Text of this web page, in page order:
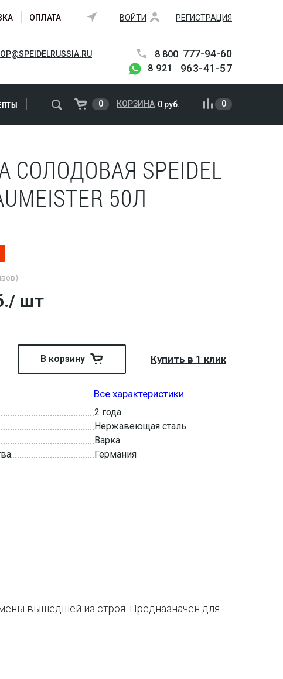
ОПЛАТА ВОЙТИ РЕГИСТРАЦИЯ
8 800 777-94-60
8 921 963-41-57
0 КОРЗИНА 0 руб. 0
СОЛОДОВАЯ SPEIDEL
50Л
/ шт
В корзину Купить в 1 клик
Все характеристики
2 года
Нержавеющая сталь
Варка
Германия
вышедшей из строя. Предназначен для